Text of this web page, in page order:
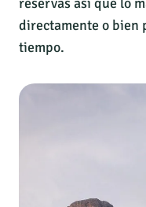
directamente o bien
tiempo.